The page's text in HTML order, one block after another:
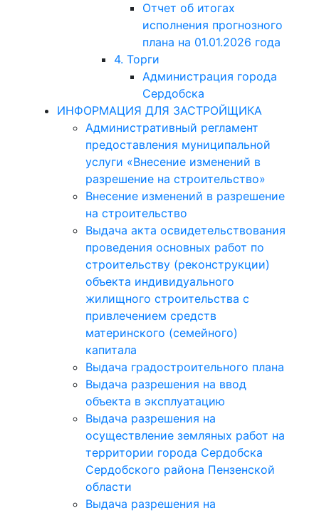
Отчет об итогах
исполнения прогнозного
плана на 01.01.2026 года
4. Торги
Администрация города
Сердобска
ИНФОРМАЦИЯ ДЛЯ ЗАСТРОЙЩИКА
Административный регламент
предоставления муниципальной
услуги «Внесение изменений в
разрешение на строительство»
Внесение изменений в разрешение
на строительство
Выдача акта освидетельствования
проведения основных работ по
строительству (реконструкции)
объекта индивидуального
жилищного строительства с
привлечением средств
материнского (семейного)
капитала
Выдача градостроительного плана
Выдача разрешения на ввод
объекта в эксплуатацию
Выдача разрешения на
осуществление земляных работ на
территории города Сердобска
Сердобского района Пензенской
области
Выдача разрешения на